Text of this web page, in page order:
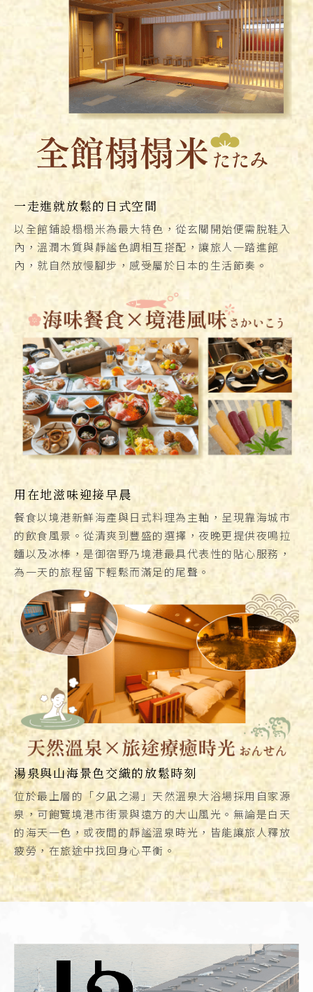
一走進就放鬆的日式空間
以全館鋪設榻榻米為最大特色，從玄關開始便需脫鞋入
內，溫潤木質與靜謐色調相互搭配，讓旅人一踏進館
內，就自然放慢腳步，感受屬於日本的生活節奏。
用在地滋味迎接早晨
餐食以境港新鮮海產與日式料理為主軸，呈現靠海城市
的飲食風景。從清爽到豐盛的選擇，夜晚更提供夜鳴拉
麵以及冰棒，是御宿野乃境港最具代表性的貼心服務，
為一天的旅程留下輕鬆而滿足的尾聲。
湯泉與山海景色交織的放鬆時刻
位於最上層的「夕凪之湯」天然溫泉大浴場採用自家源
泉，可飽覽境港市街景與遠方的大山風光。無論是白天
的海天一色，或夜間的靜謐溫泉時光，皆能讓旅人釋放
疲勞，在旅途中找回身心平衡。